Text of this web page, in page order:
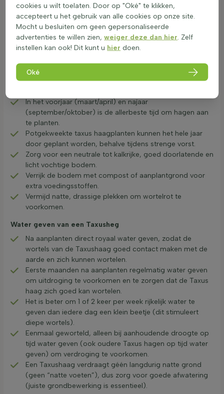
Met de juiste verzorging en onderhoud kan een Taxus haag
zich uitstekend ontwikkelen en tientallen, zelfs honderden
jaren meegaan! Deze wintergroene haagplant staat bekend
om zijn lange levensduur. De plantexperts van Heijnen hebben
hieronder de belangrijkste tips voor het verzorgen en
onderhouden van een Taxus haag beschreven, zodat u
jarenlang kunt genieten van een gezonde en prachtige haag.
In het voorjaar (maart/april) en najaar
(september/oktober) is de allerbeste tijd om hagen aan
te planten.
Potgekweekte taxus haagplanten kunnen het hele jaar
door geplant worden, behalve tijdens strenge vorst.
Zorg voor een neutrale tot kalkrijke, goed doorlatende en
licht vochtige bodem.
Verrijk de bodem met compost of aanplantgrond voor
extra voedingsstoffen.
Vermijd natte, drassige plekken om wortelrot te
voorkomen.
Water geven van een Taxusheg
Na aanplanten direct royaal water geven, zodat de
wortels van de Taxushaag goed contact maken met de
aarde en zich kunnen wortelen.
Eerste maanden na aanplanten regelmatig water geven
om uitdroging te voorkomen en te zorgen dat de Taxus
haag zich goed kan wortelen.
Het is beter om 1 of 2 keer per week rijkelijk water te
geven dan iedere dag een klein beetje (dit stimuleert
diepe wortels).
Eenmaal geworteld, alleen bij aanhoudende droogte op
tijd water geven (ook oudere Taxus hagen op tijd water
geven) om verdroging te voorkomen.
Een Taxushaag verdraagt géén langdurig natte grond
(geen “natte voeten”), dus zorg voor goede afwatering
(juiste grondbewerking is essentieel).
cookies u wilt toelaten. Door op "Oké" te klikken,
accepteert u het gebruik van alle cookies op onze site.
Mocht u besluiten om geen gepersonaliseerde
advertenties te willen zien,weiger deze dan hier. Zelf
instellen kan ook! Dit kunt u hier doen.
Oké